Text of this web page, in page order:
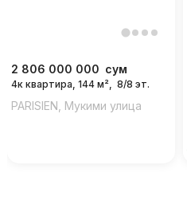
2 806 000 000 сум
4к квартира, 144 м², 8/8 эт.
PARISIEN, Мукими улица